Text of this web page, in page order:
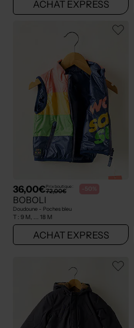
ACHAT EXPRESS
36,00€Prix boutique :
72,00€ -50%
BOBOLI
Doudoune - Poches bleu
T : 9 M, ... 18 M
ACHAT EXPRESS